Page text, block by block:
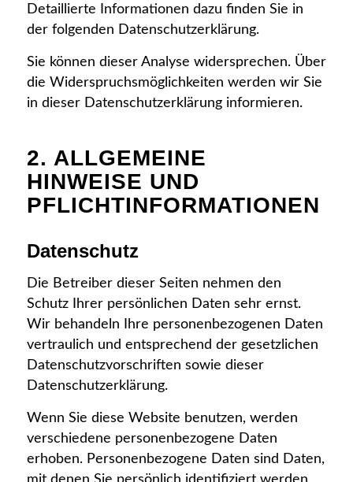
Detaillierte Informationen dazu finden Sie in
der folgenden Datenschutzerklärung.
Sie können dieser Analyse widersprechen. Über
die Widerspruchsmöglichkeiten werden wir Sie
in dieser Datenschutzerklärung informieren.
2. ALLGEMEINE
HINWEISE UND
PFLICHTINFORMATIONEN
Datenschutz
Die Betreiber dieser Seiten nehmen den
Schutz Ihrer persönlichen Daten sehr ernst.
Wir behandeln Ihre personenbezogenen Daten
vertraulich und entsprechend der gesetzlichen
Datenschutzvorschriften sowie dieser
Datenschutzerklärung.
Wenn Sie diese Website benutzen, werden
verschiedene personenbezogene Daten
erhoben. Personenbezogene Daten sind Daten,